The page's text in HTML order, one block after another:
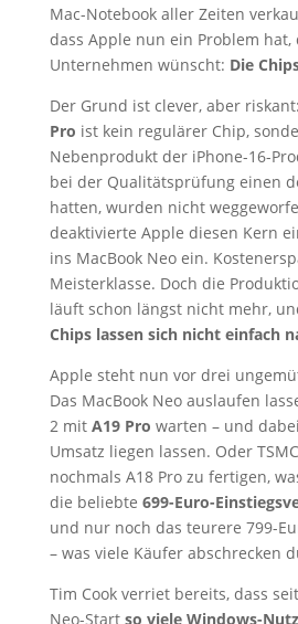
Mac-Notebook aller Zeiten
dass Apple nun ein Problem hat,
Unternehmen wünscht: Die
Der Grund ist clever, aber
Pro ist kein regulärer Chip,
Nebenprodukt der iPhone-16-
bei der Qualitätsprüfung einen
hatten, wurden nicht
deaktivierte Apple diesen Kern
ins MacBook Neo ein.
Meisterklasse. Doch die
läuft schon längst nicht mehr,
Chips lassen sich nicht einfach
Apple steht nun vor drei
Das MacBook Neo auslaufen
2 mit A19 Pro warten – und
Umsatz liegen lassen. Oder
nochmals A18 Pro zu fertigen,
die beliebte 699-Euro-
und nur noch das teurere 799-
– was viele Käufer abschrecken
Tim Cook verriet bereits, dass
Neo-Start so viele Windows-